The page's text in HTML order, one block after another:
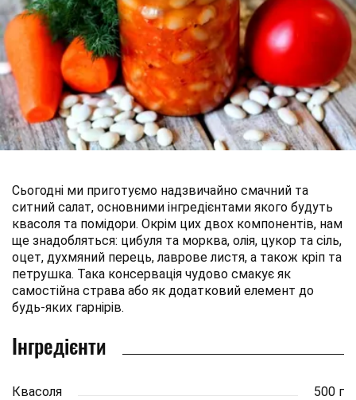
Сьогодні ми приготуємо надзвичайно смачний та
ситний салат, основними інгредієнтами якого будуть
квасоля та помідори. Окрім цих двох компонентів, нам
ще знадобляться: цибуля та морква, олія, цукор та сіль,
оцет, духмяний перець, лаврове листя, а також кріп та
петрушка. Така консервація чудово смакує як
самостійна страва або як додатковий елемент до
будь-яких гарнірів.
Інгредієнти
Квасоля
500 г